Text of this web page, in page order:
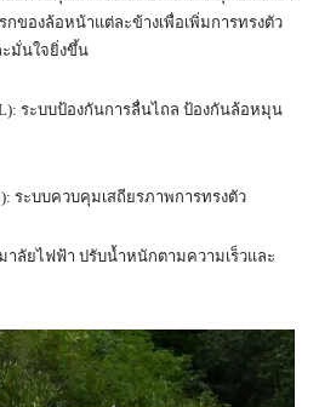
กของล้อหน้าแต่ละข้างเพื่อเพิ่มการทรงตัว
มั่นใจยิ่งขึ้น
ระบบป้องกันการลื่นไถล ป้องกันล้อหมุน
ระบบควบคุมเสถียรภาพการทรงตัว
าลัยไฟฟ้า ปรับน้ำหนักตามความเร็วและ